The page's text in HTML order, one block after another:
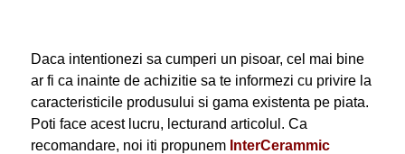
Daca intentionezi sa cumperi un pisoar, cel mai bine
ar fi ca inainte de achizitie sa te informezi cu privire la
caracteristicile produsului si gama existenta pe piata.
Poti face acest lucru, lecturand articolul. Ca
recomandare, noi iti propunemInterCerammic